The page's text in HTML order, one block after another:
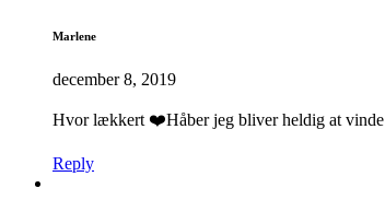
Marlene
december 8, 2019
Hvor lækkert ❤️Håber jeg bliver heldig at
Reply